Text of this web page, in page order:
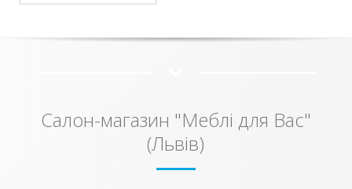
кухонних елементів.
золотий». Різноманіття
комплект у
відповідності з
Салон-магазин "Меблі для Вас"
(Львів)